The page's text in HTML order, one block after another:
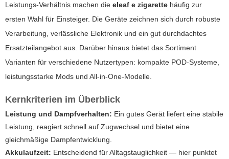
Leistungs-Verhältnis machen die eleaf e zigarette häufig zur
ersten Wahl für Einsteiger. Die Geräte zeichnen sich durch robuste
Verarbeitung, verlässliche Elektronik und ein gut durchdachtes
Ersatzteilangebot aus. Darüber hinaus bietet das Sortiment
Varianten für verschiedene Nutzertypen: kompakte POD-Systeme,
leistungsstarke Mods und All-in-One-Modelle.
Kernkriterien im Überblick
Leistung und Dampfverhalten: Ein gutes Gerät liefert eine stabile
Leistung, reagiert schnell auf Zugwechsel und bietet eine
gleichmäßige Dampfentwicklung.
Akkulaufzeit: Entscheidend für Alltagstauglichkeit — hier punktet